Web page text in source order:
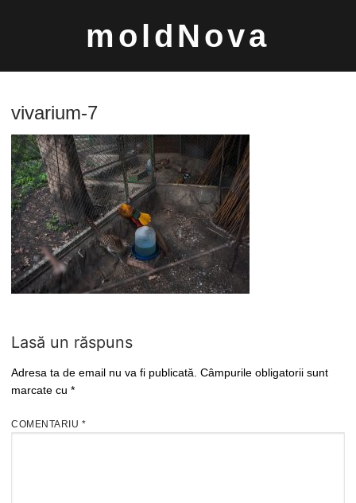
moldNova
Caută
după:
vivarium-7
Lasă un răspuns
Adresa ta de email nu va fi publicată. Câmpurile obligatorii sunt
marcate cu *
COMENTARIU *